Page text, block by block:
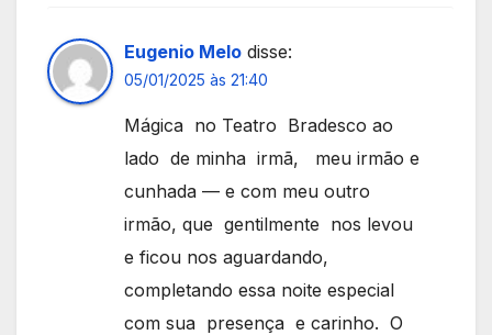
Eugenio Melo disse:
05/01/2025 às 21:40
Mágica no Teatro Bradesco ao
lado de minha irmã, meu irmão e
cunhada — e com meu outro
irmão, que gentilmente nos levou
e ficou nos aguardando,
completando essa noite especial
com sua presença e carinho. O